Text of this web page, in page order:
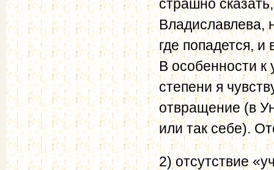
страшно
Владиславлева,
где попадется,
В особенности к
степени я
отвращение (в
или так себе).
2) отсутствие